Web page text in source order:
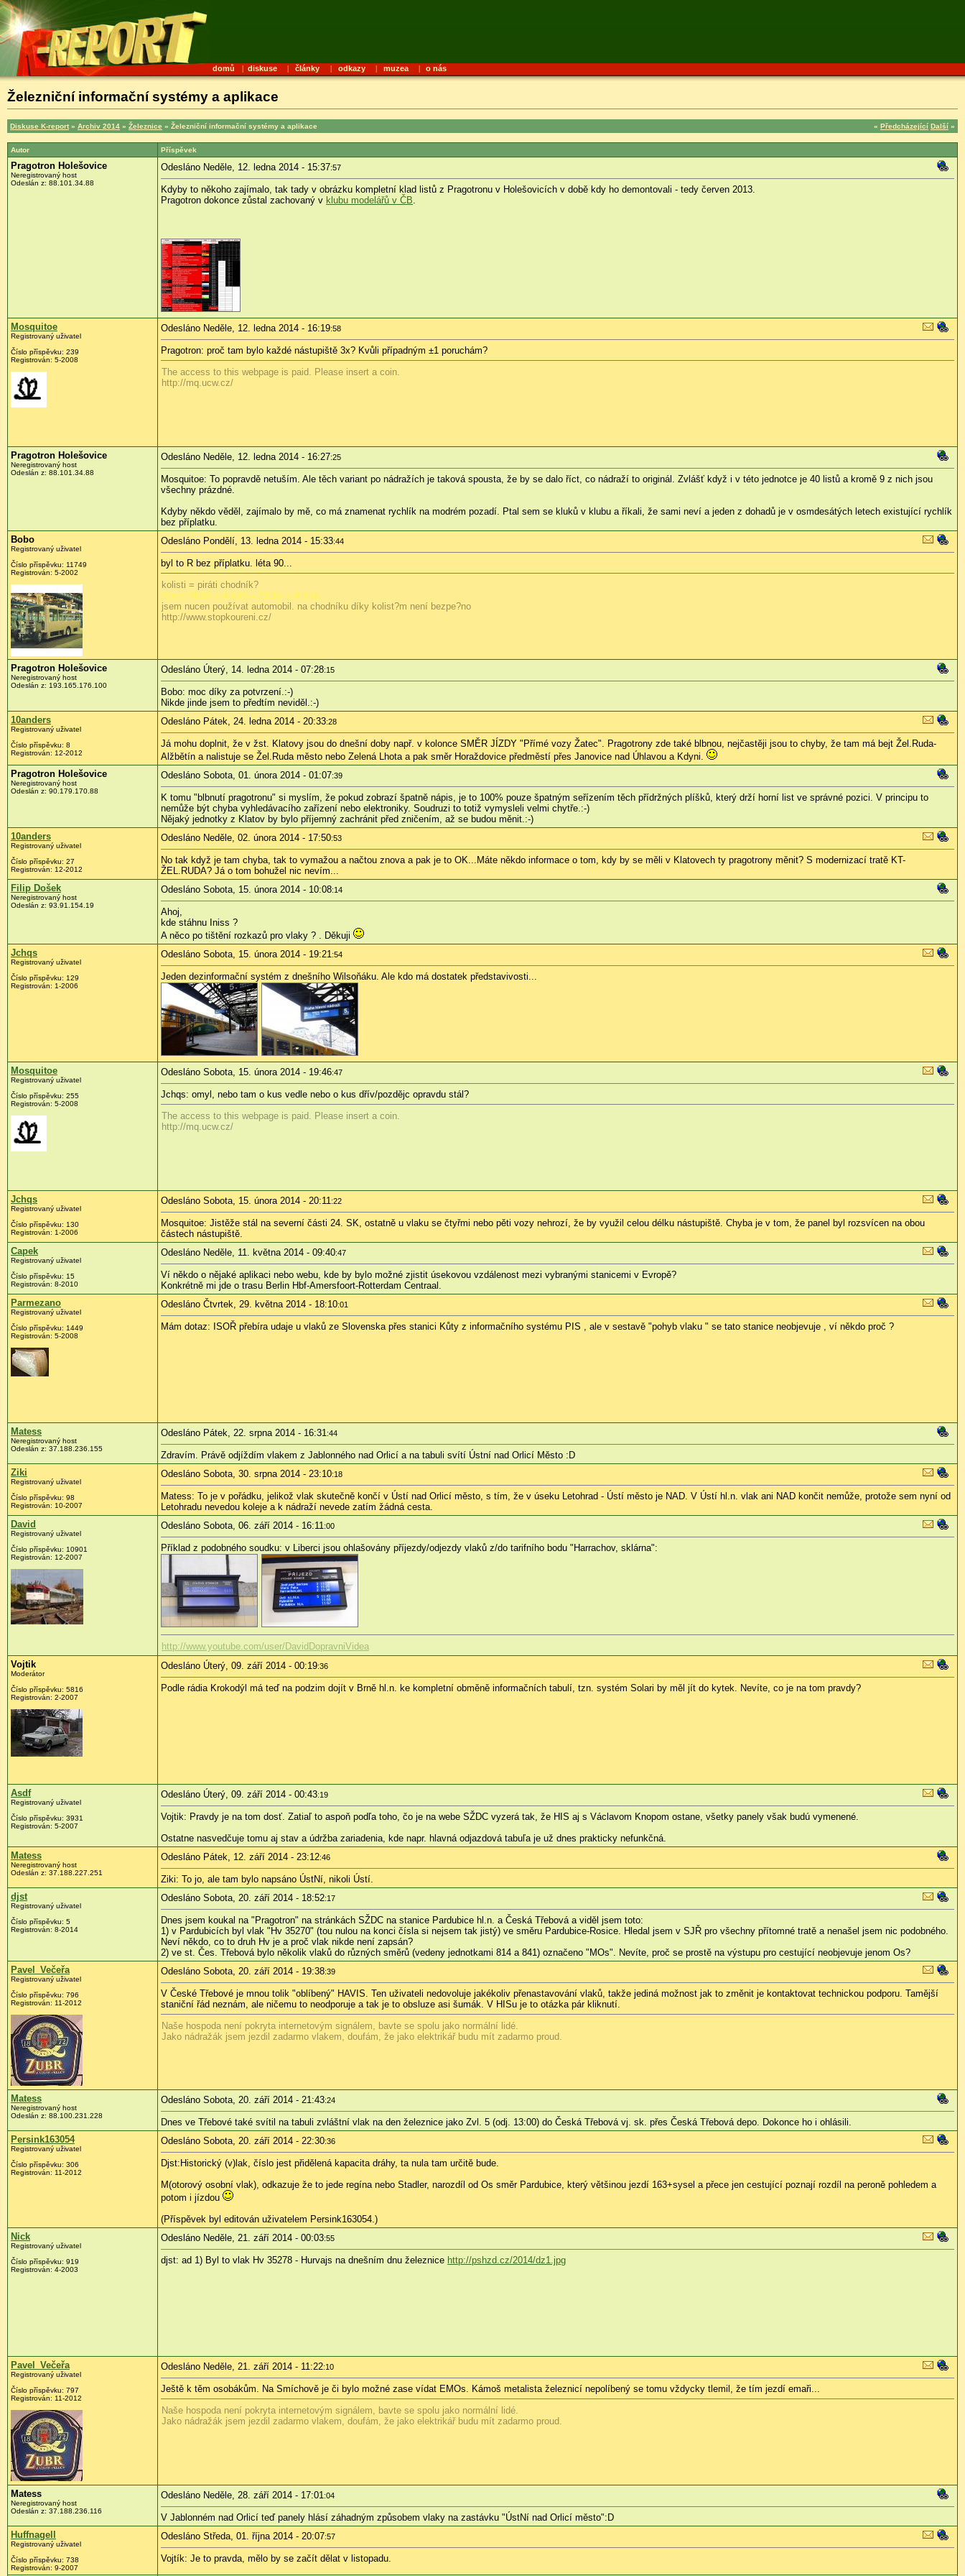
domů | diskuse | články | odkazy | muzea | o nás
Železniční informační systémy a aplikace
Diskuse K-report » Archiv 2014 » Železnice » Železniční informační systémy a aplikace « Předcházející Další »
Autor Příspěvek
Pragotron Holešovice
Neregistrovaný host
Odeslán z: 88.101.34.88
Odesláno Neděle, 12. ledna 2014 - 15:37:57
Kdyby to někoho zajímalo, tak tady v obrázku kompletní klad listů z Pragotronu v Holešovicích v době kdy ho demontovali - tedy červen 2013.
Pragotron dokonce zůstal zachovaný v klubu modelářů v ČB
Mosquitoe
Registrovaný uživatel
Číslo příspěvku: 239
Registrován: 5-2008
Odesláno Neděle, 12. ledna 2014 - 16:19:58
Pragotron: proč tam bylo každé nástupiště 3x? Kvůli případným ±1 poruchám?
The access to this webpage is paid. Please insert a coin.
http://mq.ucw.cz/
Pragotron Holešovice
Neregistrovaný host
Odeslán z: 88.101.34.88
Odesláno Neděle, 12. ledna 2014 - 16:27:25
Mosquitoe: To popravdě netuším. Ale těch variant po nádražích je taková spousta, že by se dalo říct, co nádraží to originál. Zvlášť když i v této jednotce je 40 listů a kromě 9 z nich jsou
všechny prázdné.
Kdyby někdo věděl, zajímalo by mě, co má znamenat rychlík na modrém pozadí. Ptal sem se kluků v klubu a říkali, že sami neví a jeden z dohadů je v osmdesátých letech existující rychlík
bez příplatku.
Bobo
Registrovaný uživatel
Číslo příspěvku: 11749
Registrován: 5-2002
Odesláno Pondělí, 13. ledna 2014 - 15:33:44
byl to R bez příplatku. léta 90...
kolisti = piráti chodník?
neosv?tlený cyklista = žádný cyklista
jsem nucen používat automobil. na chodníku díky kolist?m není bezpe?no
http://www.stopkoureni.cz/
Pragotron Holešovice
Neregistrovaný host
Odeslán z: 193.165.176.100
Odesláno Úterý, 14. ledna 2014 - 07:28:15
Bobo: moc díky za potvrzení.:-)
Nikde jinde jsem to předtím neviděl.:-)
10anders
Registrovaný uživatel
Číslo příspěvku: 8
Registrován: 12-2012
Odesláno Pátek, 24. ledna 2014 - 20:33:28
Já mohu doplnit, že v žst. Klatovy jsou do dnešní doby např. v kolonce SMĚR JÍZDY "Přímé vozy Žatec". Pragotrony zde také blbnou, nejčastěji jsou to chyby, že tam má bejt Žel.Ruda-
Alžbětín a nalistuje se Žel.Ruda město nebo Zelená Lhota a pak směr Horaždovice předměstí přes Janovice nad Úhlavou a Kdyni.
Pragotron Holešovice
Neregistrovaný host
Odeslán z: 90.179.170.88
Odesláno Sobota, 01. února 2014 - 01:07:39
K tomu "blbnutí pragotronu" si myslím, že pokud zobrazí špatně nápis, je to 100% pouze špatným seřízením těch přídržných plíšků, který drží horní list ve správné pozici. V principu to
nemůže být chyba vyhledávacího zařízení nebo elektroniky. Soudruzi to totiž vymysleli velmi chytře.:-)
Nějaký jednotky z Klatov by bylo příjemný zachránit před zničením, až se budou měnit.:-)
10anders
Registrovaný uživatel
Číslo příspěvku: 27
Registrován: 12-2012
Odesláno Neděle, 02. února 2014 - 17:50:53
No tak když je tam chyba, tak to vymažou a načtou znova a pak je to OK...Máte někdo informace o tom, kdy by se měli v Klatovech ty pragotrony měnit? S modernizací tratě KT-
ŽEL.RUDA? Já o tom bohužel nic nevím...
Filip Došek
Neregistrovaný host
Odeslán z: 93.91.154.19
Odesláno Sobota, 15. února 2014 - 10:08:14
Ahoj,
kde stáhnu Iniss ?
A něco po tištění rozkazů pro vlaky ? . Děkuji
Jchqs
Registrovaný uživatel
Číslo příspěvku: 129
Registrován: 1-2006
Odesláno Sobota, 15. února 2014 - 19:21 :54
Jeden dezinformační systém z dnešního Wilsoňáku. Ale kdo má dostatek představivosti...
Mosquitoe
Registrovaný uživatel
Číslo příspěvku: 255
Registrován: 5-2008
Odesláno Sobota, 15. února 2014 - 19:46:47
Jchqs: omyl, nebo tam o kus vedle nebo o kus dřív/pozdějc opravdu stál?
The access to this webpage is paid. Please insert a coin.
http://mq.ucw.cz/
Jchqs
Registrovaný uživatel
Číslo příspěvku: 130
Registrován: 1-2006
Odesláno Sobota, 15. února 2014 - 20:11 :22
Mosquitoe: Jistěže stál na severní části 24. SK, ostatně u vlaku se čtyřmi nebo pěti vozy nehrozí, že by využil celou délku nástupiště. Chyba je v tom, že panel byl rozsvícen na obou
částech nástupiště.
Capek
Registrovaný uživatel
Číslo příspěvku: 15
Registrován: 8-2010
Odesláno Neděle, 11. května 2014 - 09:40:47
Ví někdo o nějaké aplikaci nebo webu, kde by bylo možné zjistit úsekovou vzdálenost mezi vybranými stanicemi v Evropě?
Konkrétně mi jde o trasu Berlin Hbf-Amersfoort-Rotterdam Centraal.
Parmezano
Registrovaný uživatel
Číslo příspěvku: 1449
Registrován: 5-2008
Odesláno Čtvrtek, 29. května 2014 - 18:10:01
Mám dotaz: ISOŘ přebíra udaje u vlaků ze Slovenska přes stanici Kůty z informačního systému PIS , ale v sestavě "pohyb vlaku " se tato stanice neobjevuje , ví někdo proč ?
Matess
Neregistrovaný host
Odeslán z: 37.188.236.155
Odesláno Pátek, 22. srpna 2014 - 16:31 :44
Zdravím. Právě odjíždím vlakem z Jablonného nad Orlicí a na tabuli svítí Ústní nad Orlicí Město :D
Ziki
Registrovaný uživatel
Číslo příspěvku: 98
Registrován: 10-2007
Odesláno Sobota, 30. srpna 2014 - 23:10:18
Matess: To je v pořádku, jelikož vlak skutečně končí v Ústí nad Orlicí město, s tím, že v úseku Letohrad - Ústí město je NAD. V Ústí hl.n. vlak ani NAD končit nemůže, protože sem nyní od
Letohradu nevedou koleje a k nádraží nevede zatím žádná cesta.
David
Registrovaný uživatel
Číslo příspěvku: 10901
Registrován: 12-2007
Odesláno Sobota, 06. září 2014 - 16:11 :00
Příklad z podobného soudku: v Liberci jsou ohlašovány příjezdy/odjezdy vlaků z/do tarifního bodu "Harrachov, sklárna":
http://www.youtube.com/user/DavidDopravniVidea
Vojtik
Moderátor
Číslo příspěvku: 5816
Registrován: 2-2007
Odesláno Úterý, 09. září 2014 - 00:19:36
Podle rádia Krokodýl má teď na podzim dojít v Brně hl.n. ke kompletní obměně informačních tabulí, tzn. systém Solari by měl jít do kytek. Nevíte, co je na tom pravdy?
Asdf
Registrovaný uživatel
Číslo příspěvku: 3931
Registrován: 5-2007
Odesláno Úterý, 09. září 2014 - 00:43:19
Vojtik: Pravdy je na tom dosť. Zatiaľ to aspoň podľa toho, čo je na webe SŽDC vyzerá tak, že HIS aj s Václavom Knopom ostane, všetky panely však budú vymenené.
Ostatne nasvedčuje tomu aj stav a údržba zariadenia, kde napr. hlavná odjazdová tabuľa je už dnes prakticky nefunkčná.
Matess
Neregistrovaný host
Odeslán z: 37.188.227.251
Odesláno Pátek, 12. září 2014 - 23:12:46
Ziki: To jo, ale tam bylo napsáno ÚstNí, nikoli Ústí.
djst
Registrovaný uživatel
Číslo příspěvku: 5
Registrován: 8-2014
Odesláno Sobota, 20. září 2014 - 18:52:17
Dnes jsem koukal na "Pragotron" na stránkách SŽDC na stanice Pardubice hl.n. a Česká Třebová a viděl jsem toto:
1) v Pardubicích byl vlak "Hv 35270" (tou nulou na konci čísla si nejsem tak jistý) ve směru Pardubice-Rosice. Hledal jsem v SJŘ pro všechny přítomné tratě a nenašel jsem nic podobného.
Neví někdo, co to druh Hv je a proč vlak nikde není zapsán?
2) ve st. Čes. Třebová bylo několik vlaků do různých směrů (vedeny jednotkami 814 a 841) označeno "MOs". Nevíte, proč se prostě na výstupu pro cestující neobjevuje jenom Os?
Pavel_Večeřa
Registrovaný uživatel
Číslo příspěvku: 796
Registrován: 11-2012
Odesláno Sobota, 20. září 2014 - 19:38:39
V České Třebové je mnou tolik "oblíbený" HAVIS. Ten uživateli nedovoluje jakékoliv přenastavování vlaků, takže jediná možnost jak to změnit je kontaktovat technickou podporu. Tamější
staniční řád neznám, ale ničemu to neodporuje a tak je to obsluze asi šumák. V HISu je to otázka pár kliknutí.
Naše hospoda není pokryta internetovým signálem, bavte se spolu jako normální lidé.
Jako nádražák jsem jezdil zadarmo vlakem, doufám, že jako elektrikář budu mít zadarmo proud.
Matess
Neregistrovaný host
Odeslán z: 88.100.231.228
Odesláno Sobota, 20. září 2014 - 21:43:24
Dnes ve Třebové také svítil na tabuli zvláštní vlak na den železnice jako Zvl. 5 (odj. 13:00) do Česká Třebová vj. sk. přes Česká Třebová depo. Dokonce ho i ohlásili.
Persink163054
Registrovaný uživatel
Číslo příspěvku: 306
Registrován: 11-2012
Odesláno Sobota, 20. září 2014 - 22:30:36
Djst:Historický (v)lak, číslo jest přidělená kapacita dráhy, ta nula tam určitě bude.
M(otorový osobní vlak), odkazuje že to jede regína nebo Stadler, narozdíl od Os směr Pardubice, který většinou jezdí 163+sysel a přece jen cestující poznají rozdíl na peroně pohledem a
potom i jízdou
(Příspěvek byl editován uživatelem Persink163054.)
Nick
Registrovaný uživatel
Číslo příspěvku: 919
Registrován: 4-2003
Odesláno Neděle, 21. září 2014 - 00:03:55
djst: ad 1) Byl to vlak Hv 35278 - Hurvajs na dnešním dnu železnice http://pshzd.cz/2014/dz1.jpg
Pavel_Večeřa
Registrovaný uživatel
Číslo příspěvku: 797
Registrován: 11-2012
Odesláno Neděle, 21. září 2014 - 11:22:10
Ještě k těm osobákům. Na Smíchově je či bylo možné zase vídat EMOs. Kámoš metalista železnicí nepolíbený se tomu vždycky tlemil, že tím jezdí emaři...
Naše hospoda není pokryta internetovým signálem, bavte se spolu jako normální lidé.
Jako nádražák jsem jezdil zadarmo vlakem, doufám, že jako elektrikář budu mít zadarmo proud.
Matess
Neregistrovaný host
Odeslán z: 37.188.236.116
Odesláno Neděle, 28. září 2014 - 17:01 :04
V Jablonném nad Orlicí teď panely hlásí záhadným způsobem vlaky na zastávku "ÚstNí nad Orlicí město":D
Huffnagell
Registrovaný uživatel
Číslo příspěvku: 738
Registrován: 9-2007
Odesláno Středa, 01. října 2014 - 20:07:57
Vojtík: Je to pravda, mělo by se začít dělat v listopadu.